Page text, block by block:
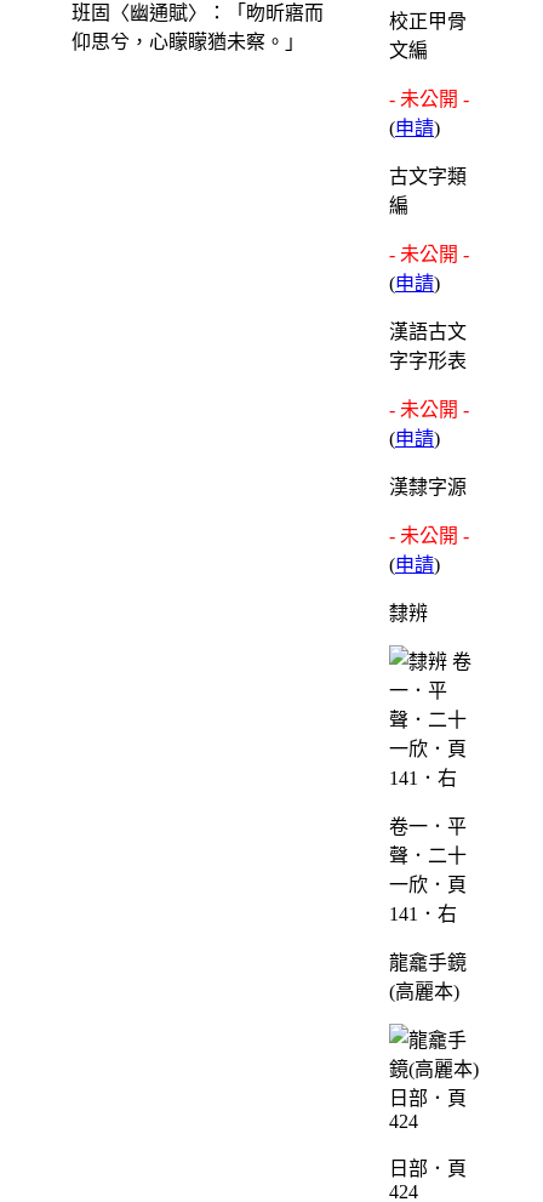
班固〈幽通賦〉：「昒昕寤而
仰思兮，心矇矇猶未察。」
校正甲骨
文編
- 未公開 -
(申請)
古文字類
編
- 未公開 -
(申請)
漢語古文
字字形表
- 未公開 -
(申請)
漢隸字源
- 未公開 -
(申請)
隸辨
卷一．平
聲．二十
一欣．頁
141．右
龍龕手鏡
(高麗本)
日部．頁
424